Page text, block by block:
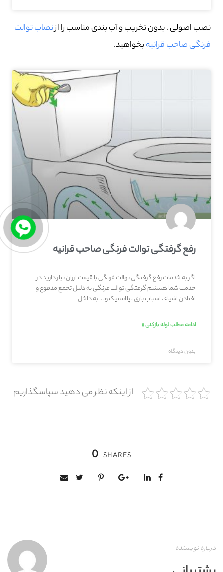
نصب اصولی ، بدون تخریب و آب بندی مناسب را ازنصاب توالت
فرنگی صاحب‌ قرانیهبخواهید.
رفع گرفتگی توالت فرنگی صاحب‌ قرانیه
اگر به خدمات رفع گرفتگی توالت فرنگی با قیمت ارزان نیاز دارید در
خدمت شما هستیم گرفتگی توالت فرنگی به دلیل تجمع مدفوع و
افتادن اشیاء ، اسباب بازی ، پلاستیک و … به داخل
ادامه مطلب لوله بازکنی »
بدون دیدگاه
از اینکه نظر می دهید سپاسگذاریم
0 SHARES
درباره نویسنده